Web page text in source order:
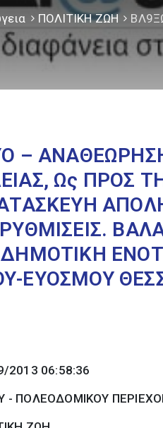
ΠΟΛΙΤΙΚΗ ΖΩΗ
–
Ως ΠΡΟΣ
ΕΥΟΣΜΟΥ
2013 06:58:36
- ΠΟΛΕΟΔΟΜΙΚΟΥ